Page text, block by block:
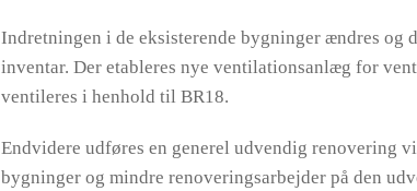
Indretningen i de eksisterende bygninger ændres og
inventar. Der etableres nye ventilationsanlæg for
ventileres i henhold til BR18.
Endvidere udføres en generel udvendig renovering
bygninger og mindre renoveringsarbejder på den